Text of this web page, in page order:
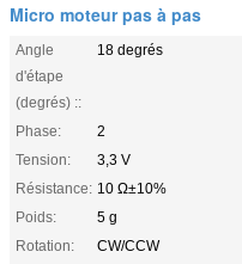
Micro moteur pas à pas
Angle
d'étape
(degrés) ::
18 degrés
Phase:
2
Tension:
3,3 V
Résistance: 10 Ω±10%
Poids:
5 g
Rotation:
CW/CCW